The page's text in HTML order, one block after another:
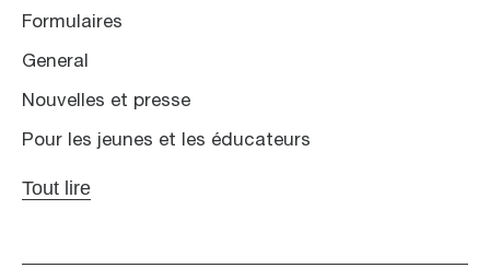
Formulaires
General
Nouvelles et presse
Pour les jeunes et les éducateurs
Tout lire